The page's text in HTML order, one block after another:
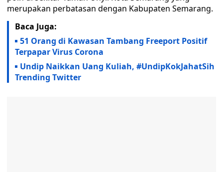
merupakan perbatasan dengan Kabupaten Semarang.
Baca Juga:
51 Orang di Kawasan Tambang Freeport Positif
Terpapar Virus Corona
Undip Naikkan Uang Kuliah, #UndipKokJahatSih
Trending Twitter